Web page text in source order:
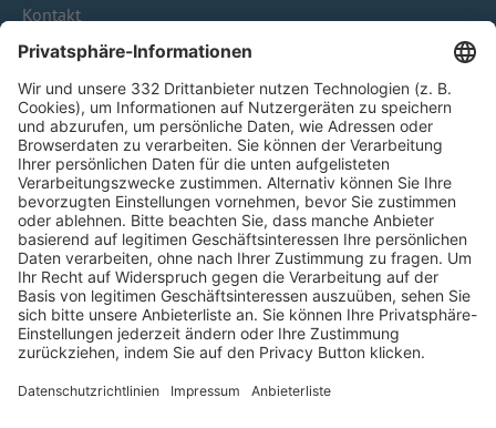
Kontakt
HÄUFIG BESUCHTE SEITEN
Pässe und Vereinswechsel
Trainerausbildung
Schulungsangebot Vereinsmitarbeiter
BFV-Geschäftsstellen
Trainerbörse
Login SpielPlus
FOLGE DEM BFV